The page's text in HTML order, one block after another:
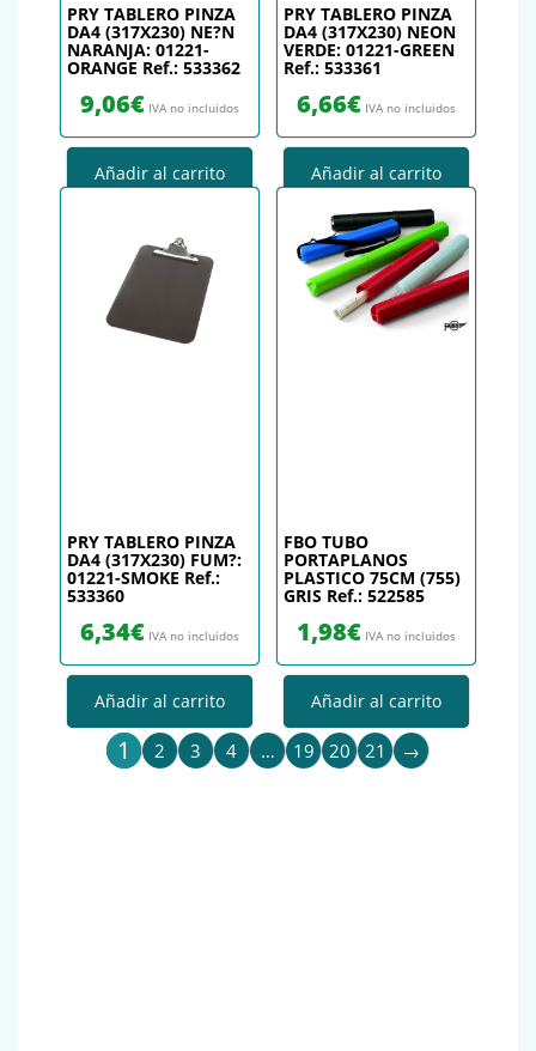
PRY TABLERO PINZA
DA4 (317X230) NE?N
NARANJA: 01221-
ORANGE Ref.: 533362
9,06€ IVA no incluidos
Añadir al carrito
PRY TABLERO PINZA
DA4 (317X230) NEON
VERDE: 01221-GREEN
Ref.: 533361
6,66€ IVA no incluidos
Añadir al carrito
PRY TABLERO PINZA
DA4 (317X230) FUM?:
01221-SMOKE Ref.:
533360
6,34€ IVA no incluidos
Añadir al carrito
FBO TUBO
PORTAPLANOS
PLASTICO 75CM (755)
GRIS Ref.: 522585
1,98€ IVA no incluidos
Añadir al carrito
1 2 3 4 … 19 20 21 →